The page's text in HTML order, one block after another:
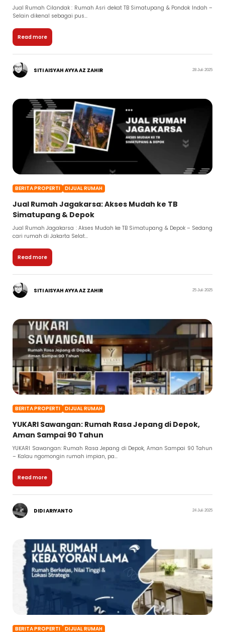
Jual Rumah Cilandak : Rumah Asri dekat TB Simatupang & Pondok Indah –
Selain dikenal sebagai pus...
Read more
SITI AISYAH AYYA AZ ZAHIR 28 Juli 2025
BERITA PROPERTI DIJUAL RUMAH
Jual Rumah Jagakarsa: Akses Mudah ke TB
Simatupang & Depok
Jual Rumah Jagakarsa : Akses Mudah ke TB Simatupang & Depok – Sedang
cari rumah di Jakarta Selat...
Read more
SITI AISYAH AYYA AZ ZAHIR 25 Juli 2025
BERITA PROPERTI DIJUAL RUMAH
YUKARI Sawangan: Rumah Rasa Jepang di Depok,
Aman Sampai 90 Tahun
YUKARI Sawangan: Rumah Rasa Jepang di Depok, Aman Sampai 90 Tahun
– Kalau ngomongin rumah impian, pa...
Read more
DIDI ARIYANTO 24 Juli 2025
BERITA PROPERTI DIJUAL RUMAH